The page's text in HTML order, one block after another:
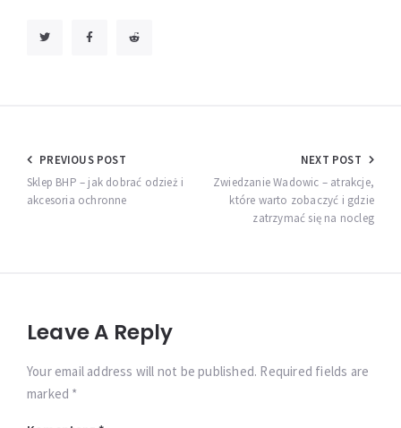
Nawigacja
wpisu
PREVIOUS POST
Sklep BHP – jak dobrać odzież i
akcesoria ochronne
NEXT POST
Zwiedzanie Wadowic – atrakcje,
które warto zobaczyć i gdzie
zatrzymać się na nocleg
Leave A Reply
Your email address will not be published. Required fields are
marked *